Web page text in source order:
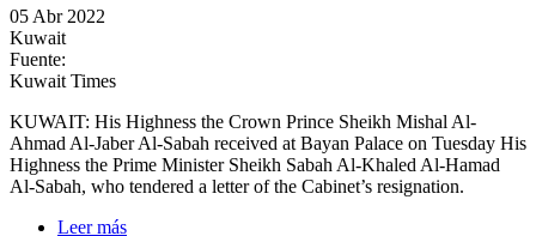
05 Abr 2022
Kuwait
Fuente:
Kuwait Times
KUWAIT: His Highness the Crown Prince Sheikh Mishal Al-
Ahmad Al-Jaber Al-Sabah received at Bayan Palace on Tuesday His
Highness the Prime Minister Sheikh Sabah Al-Khaled Al-Hamad
Al-Sabah, who tendered a letter of the Cabinet’s resignation.
Leer más